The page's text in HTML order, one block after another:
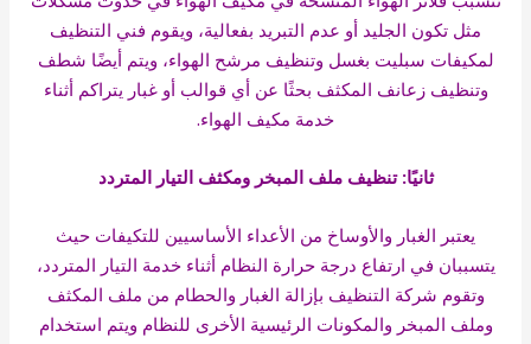
مثل تكون الجليد أو عدم التبريد بفعالية، ويقوم فني التنظيف
لمكيفات سبليت بغسل وتنظيف مرشح الهواء، ويتم أيضًا شطف
وتنظيف زعانف المكثف بحثًا عن أي قوالب أو غبار يتراكم أثناء
خدمة مكيف الهواء.
ثانيًا: تنظيف ملف المبخر ومكثف التيار المتردد
يعتبر الغبار والأوساخ من الأعداء الأساسيين للتكيفات حيث
يتسببان في ارتفاع درجة حرارة النظام أثناء خدمة التيار المتردد،
وتقوم شركة التنظيف بإزالة الغبار والحطام من ملف المكثف
وملف المبخر والمكونات الرئيسية الأخرى للنظام ويتم استخدام